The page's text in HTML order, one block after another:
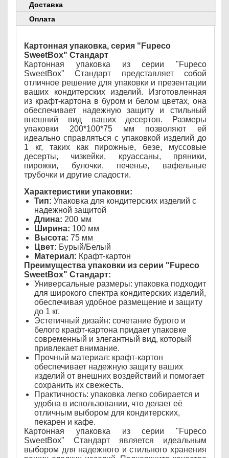
Доставка
Оплата
Картонная упаковка, серия "Fupeco
SweetBox" Стандарт
Картонная упаковка из серии "Fupeco
SweetBox" Стандарт представляет собой
отличное решение для упаковки и презентации
ваших кондитерских изделий. Изготовленная
из крафт-картона в буром и белом цветах, она
обеспечивает надежную защиту и стильный
внешний вид ваших десертов. Размеры
упаковки 200*100*75 мм позволяют ей
идеально справляться с упаковкой изделий до
1 кг, таких как пирожные, безе, муссовые
десерты, чизкейки, круассаны, пряники,
пирожки, булочки, печенье, вафельные
трубочки и другие сладости.
Характеристики упаковки:
Тип: Упаковка для кондитерских изделий с
надежной защитой
Длина: 200 мм
Ширина: 100 мм
Высота: 75 мм
Цвет: Бурый/Белый
Материал: Крафт-картон
Преимущества упаковки из серии "Fupeco
SweetBox" Стандарт:
Универсальные размеры: упаковка подходит
для широкого спектра кондитерских изделий,
обеспечивая удобное размещение и защиту
до 1 кг.
Эстетичный дизайн: сочетание бурого и
белого крафт-картона придает упаковке
современный и элегантный вид, который
привлекает внимание.
Прочный материал: крафт-картон
обеспечивает надежную защиту ваших
изделий от внешних воздействий и помогает
сохранить их свежесть.
Практичность: упаковка легко собирается и
удобна в использовании, что делает её
отличным выбором для кондитерских,
пекарен и кафе.
Картонная упаковка из серии "Fupeco
SweetBox" Стандарт является идеальным
выбором для надежного и стильного хранения